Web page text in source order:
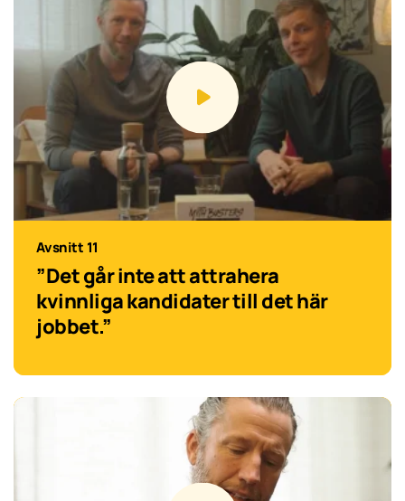
Avsnitt 11
”Det går inte att attrahera
kvinnliga kandidater till det här
jobbet.”